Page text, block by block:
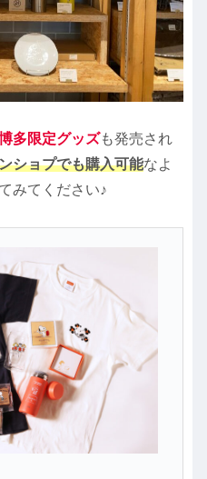
多限定グッズも発売され
ショプでも購入可能なよ
みてください♪